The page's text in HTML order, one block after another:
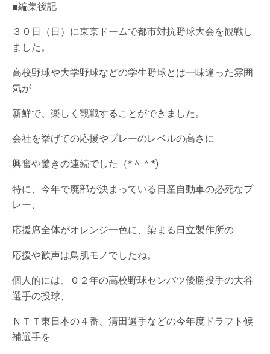
■編集後記
３０日（日）に東京ドームで都市対抗野球大会を観戦し
ました。
高校野球や大学野球などの学生野球とは一味違った雰囲
気が
新鮮で、楽しく観戦することができました。
会社を挙げての応援やプレーのレベルの高さに
興奮や驚きの連続でした（*＾＾*)
特に、今年で廃部が決まっている日産自動車の必死なプ
レー、
応援席全体がオレンジ一色に、染まる日立製作所の
応援や歓声は鳥肌モノでしたね。
個人的には、０２年の高校野球センバツ優勝投手の大谷
選手の投球、
ＮＴＴ東日本の４番、清田選手などの今年度ドラフト候
補選手を